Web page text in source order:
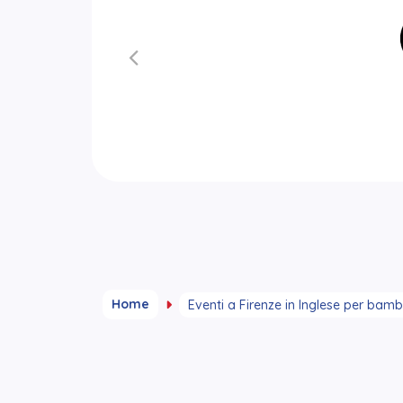
Home Eventi a Firenze in Inglese per